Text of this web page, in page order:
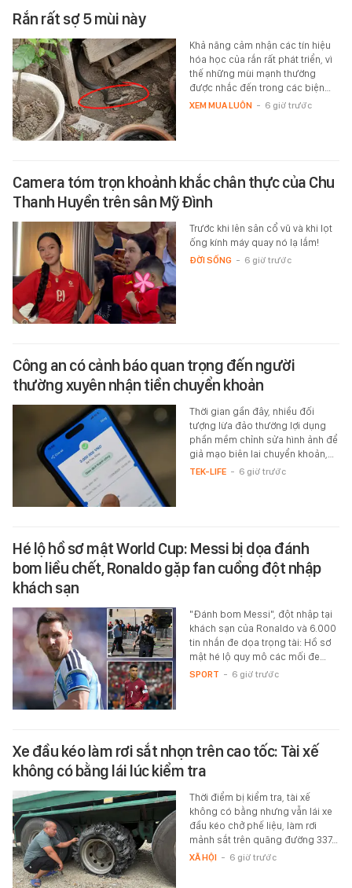
Rắn rất sợ 5 mùi này
Khả năng cảm nhận các tín hiệu
hóa học của rắn rất phát triển, vì
thế những mùi mạnh thường
được nhắc đến trong các biện…
XEM MUA LUÔN - 6 giờ trước
Camera tóm trọn khoảnh khắc chân thực của Chu
Thanh Huyền trên sân Mỹ Đình
Trước khi lên sân cổ vũ và khi lọt
ống kính máy quay nó lạ lắm!
ĐỜI SỐNG - 6 giờ trước
Công an có cảnh báo quan trọng đến người
thường xuyên nhận tiền chuyển khoản
Thời gian gần đây, nhiều đối
tượng lừa đảo thường lợi dụng
phần mềm chỉnh sửa hình ảnh để
giả mạo biên lai chuyển khoản,…
TEK-LIFE - 6 giờ trước
Hé lộ hồ sơ mật World Cup: Messi bị dọa đánh
bom liều chết, Ronaldo gặp fan cuồng đột nhập
khách sạn
"Đánh bom Messi", đột nhập tại
khách sạn của Ronaldo và 6.000
tin nhắn đe dọa trọng tài: Hồ sơ
mật hé lộ quy mô các mối đe…
SPORT - 6 giờ trước
Xe đầu kéo làm rơi sắt nhọn trên cao tốc: Tài xế
không có bằng lái lúc kiểm tra
Thời điểm bị kiểm tra, tài xế
không có bằng nhưng vẫn lái xe
đầu kéo chở phế liệu, làm rơi
mảnh sắt trên quãng đường 337…
XÃ HỘI - 6 giờ trước